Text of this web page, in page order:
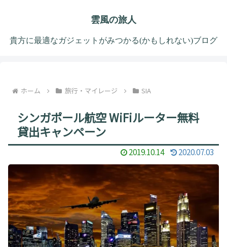
雲風の旅人
貴方に最適なガジェットがみつかる(かもしれない)ブログ
ホーム 旅行・マイレージ SIA
シンガポール航空 WiFiルーター無料
貸出キャンペーン
2019.10.14 2020.07.03